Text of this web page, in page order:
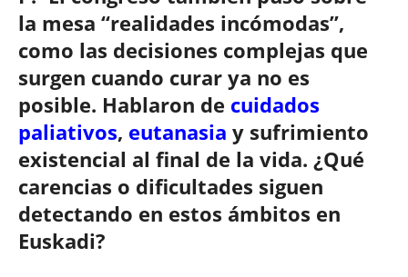
la mesa “realidades incómodas”,
como las decisiones complejas que
surgen cuando curar ya no es
posible. Hablaron de cuidados
paliativos, eutanasia y sufrimiento
existencial al final de la vida. ¿Qué
carencias o dificultades siguen
detectando en estos ámbitos en
Euskadi?